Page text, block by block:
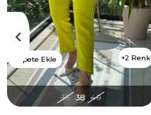
2 Renk
Sepete Ekle
36 38 40